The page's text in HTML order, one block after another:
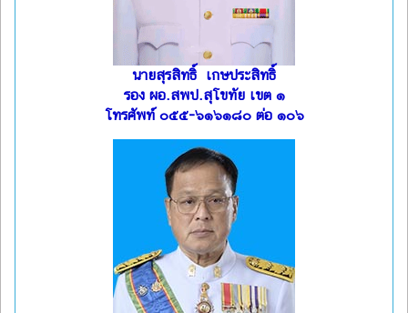
นายสุรสิทธิ์ เกษประสิทธิ์
รอง ผอ.สพป.สุโขทัย เขต ๑
โทรศัพท์ ๐๕๕-๖๑๖๑๘๐ ต่อ ๑๐๖